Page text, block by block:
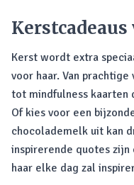
Kerst wordt extra
voor haar. Van
tot mindfulness kaarten
Of kies voor een
chocolademelk uit kan
inspirerende quotes
haar elke dag zal